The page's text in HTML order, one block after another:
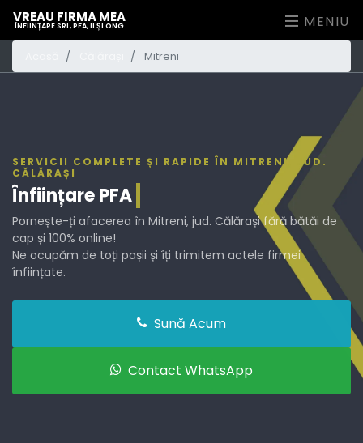
VREAU FIRMA MEA
ÎNFIINȚARE SRL, PFA, II ȘI ONG MENIU
Mitreni
SERVICII COMPLETE ȘI RAPIDE ÎN MITRENI, JUD.
CĂLĂRAȘI
ÎnființarePFA
Pornește-ți afacerea în Mitreni, jud. Călărași fără bătăi de
cap și 100% online!
Ne ocupăm de toți pașii și îți trimitem actele firmei
înființate.
Sună Acum
Contact WhatsApp